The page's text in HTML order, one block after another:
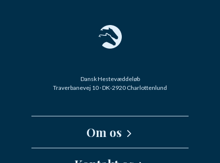
Dansk Hestevæddeløb
Traverbanevej 10 · DK-2920 Charlottenlund
Om os